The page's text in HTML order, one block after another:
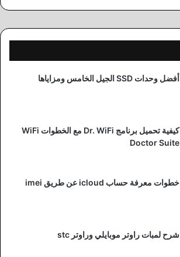
أفضل وحدات SSD الجيل الخامس ومزاياها
كيفية تحميل برنامج Dr. WiFi مع الخطوات WiFi
Doctor Suite
خطوات معرفة حساب icloud عن طريق imei
شرح لمبات راوتر موبايلي وراوتر stc